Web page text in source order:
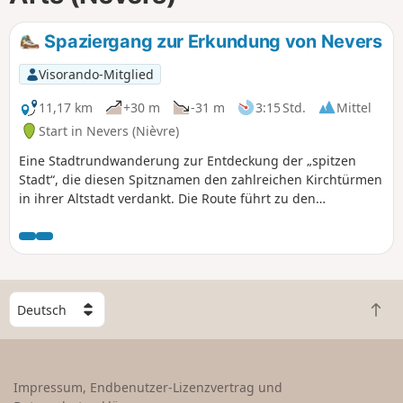
Spaziergang zur Erkundung von Nevers
Visorando-Mitglied
11,17 km
+30 m -31 m 3:15 Std.
Mittel
Start in Nevers (Nièvre)
Eine Stadtrundwanderung zur Entdeckung der „spitzen
Stadt“, die diesen Spitznamen den zahlreichen Kirchtürmen
in ihrer Altstadt verdankt. Die Route führt zu den
Nivernais, dem Herzogspalast, der Kathedrale, den
Einkaufsstraßen, der Porte du Croux, aber auch zu
und dem Port de Jonction.
W
ä
h
e
Z
u
Impressum, Endbenutzer-Lizenzvertrag und